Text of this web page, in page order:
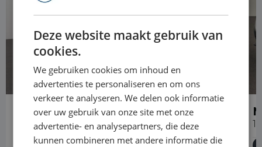
Mercedes-Benz Vito
114 CDI L2 Select Automaat Dubbele
Deze website maakt gebruik van
cookies.
We gebruiken cookies om inhoud en
advertenties te personaliseren en om ons
verkeer te analyseren. We delen ook informatie
over uw gebruik van onze site met onze
advertentie- en analysepartners, die deze
kunnen combineren met andere informatie die